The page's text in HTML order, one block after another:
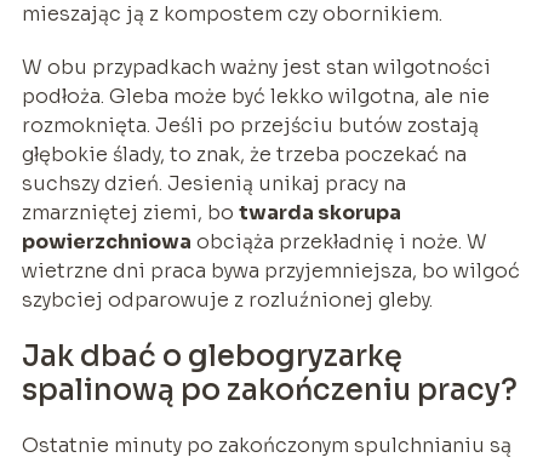
mieszając ją z kompostem czy obornikiem.
W obu przypadkach ważny jest stan wilgotności
podłoża. Gleba może być lekko wilgotna, ale nie
rozmoknięta. Jeśli po przejściu butów zostają
głębokie ślady, to znak, że trzeba poczekać na
suchszy dzień. Jesienią unikaj pracy na
zmarzniętej ziemi, bo twarda skorupa
powierzchniowa obciąża przekładnię i noże. W
wietrzne dni praca bywa przyjemniejsza, bo wilgoć
szybciej odparowuje z rozluźnionej gleby.
Jak dbać o glebogryzarkę
spalinową po zakończeniu pracy?
Ostatnie minuty po zakończonym spulchnianiu są